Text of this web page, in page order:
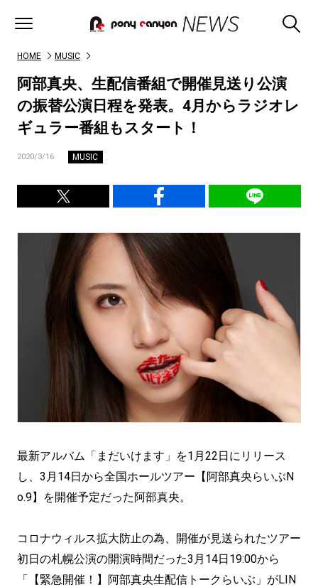
HOME MUSIC
阿部真央、生配信番組で開催見送り公演
の振替公演日程を発表。4月からラジオレ
ギュラー番組もスタート！
2020/3/16 MUSIC
最新アルバム「まだいけます」を1月22日にリリース
し、3月14日から全国ホールツアー【阿部真央らいぶN
o.9】を開催予定だった阿部真央。
コロナウィルス拡大防止の為、開催が見送られたツアー
初日の札幌公演の開演時間だった3月14日19:00から
「【緊急開催！】阿部真央生配信トークらいぶ」がLIN